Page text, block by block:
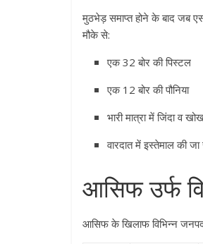
मुठभेड़ समाप्त होने के बाद जब
मौके से:
एक 32 बोर की पिस्टल
एक 12 बोर की पौनिया
भारी मात्रा में जिंदा व
वारदात में इस्तेमाल की
आसिफ उर्फ
आसिफ के खिलाफ विभिन्न